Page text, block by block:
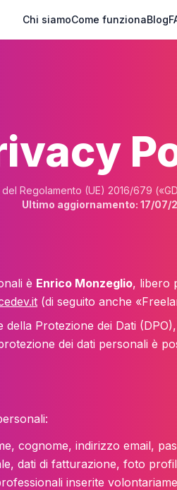
Chi siamoCome funzionaBlog
Regolamento (UE) 2016/679
Ultimo aggiornamento: 17/07/
è Enrico Monzeglio, libero
(di seguito anche
della Protezione dei Dati
dei dati personali è
cognome, indirizzo email,
dati di fatturazione, foto
inserite